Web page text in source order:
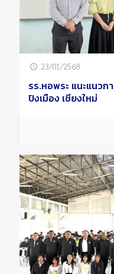
23/01/2568
รร.หอพระ แนะแนว
ปิงเมือง เชียงใหม่